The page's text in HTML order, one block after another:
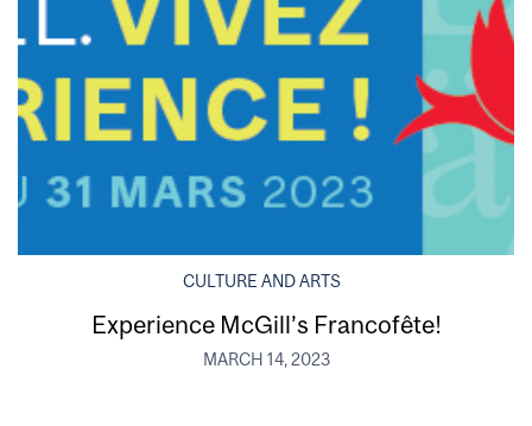
CULTURE AND ARTS
Experience McGill’s Francofête!
MARCH 14, 2023